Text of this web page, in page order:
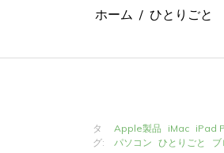
ホーム ひとりごと
タ
グ:
Apple製品 iMac iPad
パソコン ひとりごと ブ